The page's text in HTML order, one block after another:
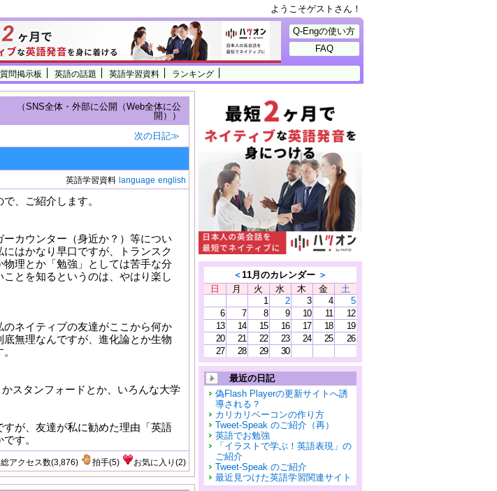
ようこそゲストさん！
質問掲示板 英語の話題 英語学習資料 ランキング
Q-Engの使い方
FAQ
（SNS全体・外部に公開（Web全体に公
開））
次の日記≫
英語学習資料 language english
、ご紹介します。
カウンター（身近か？）等につい
はかなり早口ですが、トランスク
理とか「勉強」としては苦手な分
とを知るというのは、やはり楽し
ネイティブの友達がここから何か
無理なんですが、進化論とか生物
スタンフォードとか、いろんな大学
が、友達が私に勧めた理由「英語
す。
総アクセス数(3,876) 拍手(5) お気に入り (2)
＜11月のカレンダー ＞
日
月 火 水 木 金
土
1
2 3 4
5
6
7 8 9 10 11
12
13
14 15 16 17 18
19
20
21 22 23 24 25
26
27
28 29 30
最近の日記
偽Flash Playerの更新サイトへ誘
導される？
カリカリベーコンの作り方
Tweet-Speak のご紹介（再）
英語でお勉強
「イラストで学ぶ！英語表現」の
ご紹介
Tweet-Speak のご紹介
最近見つけた英語学習関連サイト